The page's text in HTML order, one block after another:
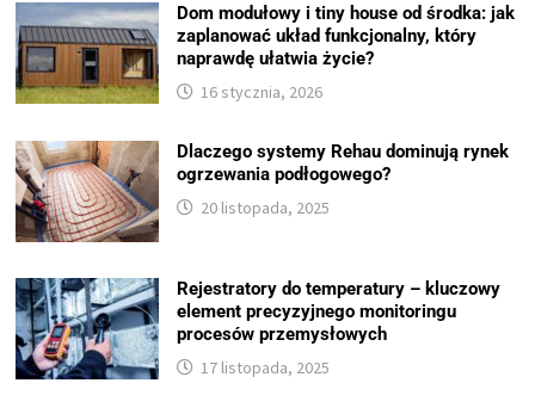
Dom modułowy i tiny house od środka: jak
zaplanować układ funkcjonalny, który
naprawdę ułatwia życie?
16 stycznia, 2026
Dlaczego systemy Rehau dominują rynek
ogrzewania podłogowego?
20 listopada, 2025
Rejestratory do temperatury – kluczowy
element precyzyjnego monitoringu
procesów przemysłowych
17 listopada, 2025